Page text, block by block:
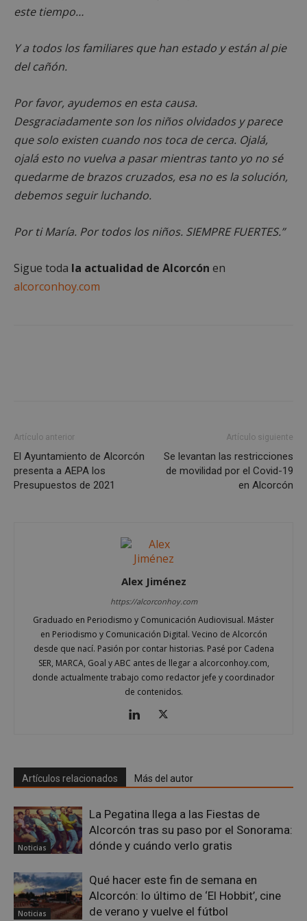
este tiempo…
Y a todos los familiares que han estado y están al pie
del cañón.
Por favor, ayudemos en esta causa.
Desgraciadamente son los niños olvidados y parece
que solo existen cuando nos toca de cerca. Ojalá,
ojalá esto no vuelva a pasar mientras tanto yo no sé
quedarme de brazos cruzados, esa no es la solución,
debemos seguir luchando.
Por ti María. Por todos los niños. SIEMPRE FUERTES.”
Sigue toda la actualidad de Alcorcón en
alcorconhoy.com
Artículo anterior
El Ayuntamiento de Alcorcón
presenta a AEPA los
Presupuestos de 2021
Artículo siguiente
Se levantan las restricciones
de movilidad por el Covid-19
en Alcorcón
Alex Jiménez
https://alcorconhoy.com
Graduado en Periodismo y Comunicación Audiovisual. Máster
en Periodismo y Comunicación Digital. Vecino de Alcorcón
desde que nací. Pasión por contar historias. Pasé por Cadena
SER, MARCA, Goal y ABC antes de llegar a alcorconhoy.com,
donde actualmente trabajo como redactor jefe y coordinador
de contenidos.
Artículos relacionados Más del autor
Noticias
La Pegatina llega a las Fiestas de
Alcorcón tras su paso por el Sonorama:
dónde y cuándo verlo gratis
Noticias
Qué hacer este fin de semana en
Alcorcón: lo último de ‘El Hobbit’, cine
de verano y vuelve el fútbol
Cookies de preferencias
Las cookies estrictamente necesarias permiten la
funcionalidad principal del sitio web, como el
inicio de sesión de usuario y la gestión de cuentas.
El sitio web no se puede utilizar correctamente sin
las cookies estrictamente necesarias.
Proveedor/
AWSALBCORS 1 semana
VISITOR_PRIVACY_METADATA
YouTube